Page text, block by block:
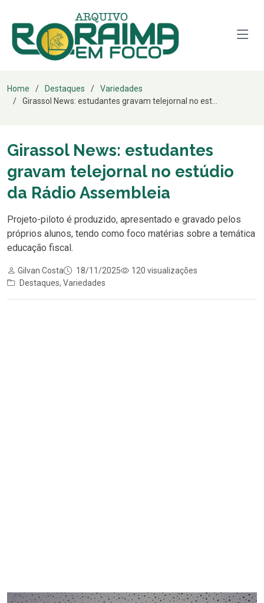
Home Destaques
Variedades
Girassol News: estudantes gravam telejornal no est...
Girassol News: estudantes
gravam telejornal no estúdio
da Rádio Assembleia
Projeto-piloto é produzido, apresentado e gravado pelos
próprios alunos, tendo como foco matérias sobre a temática
educação fiscal.
Gilvan Costa 18/11/2025
120 visualizações
Destaques, Variedades